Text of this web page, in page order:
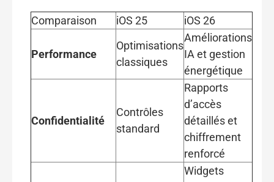
Comparaison iOS 25 iOS 26
Performance
Optimisations
classiques
Améliorations
IA et gestion
énergétique
Confidentialité
Contrôles
standard
Rapports
d’accès
détaillés et
chiffrement
renforcé
Widgets